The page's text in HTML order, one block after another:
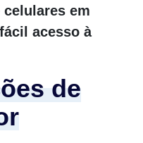
celulares em
acesso à
de